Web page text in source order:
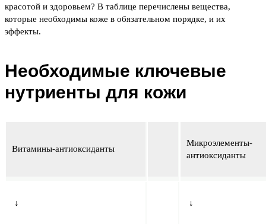
красотой и здоровьем? В таблице перечислены вещества,
которые необходимы коже в обязательном порядке, и их
эффекты.
Необходимые ключевые
нутриенты для кожи
Витамины-антиоксиданты
Микроэлементы-
антиоксиданты
↓ ↓